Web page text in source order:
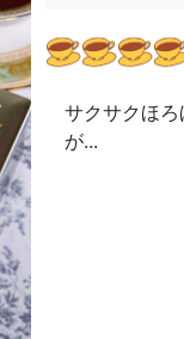
サクサクほ
が...